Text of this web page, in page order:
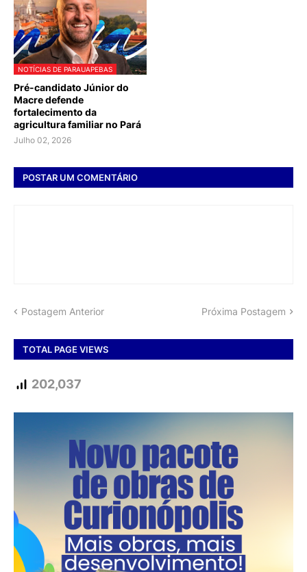
NOTÍCIAS DE PARAUAPEBAS
Pré-candidato Júnior do
Macre defende
fortalecimento da
agricultura familiar no Pará
Julho 02, 2026
POSTAR UM COMENTÁRIO
Postagem Anterior Próxima Postagem
TOTAL PAGE VIEWS
202,037